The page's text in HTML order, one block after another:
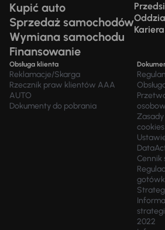
Kupić auto
Sprzedaż samochodów
Wymiana samochodu
Finansowanie
Kariera
Obsługa klienta
Reklamacje/Skarga
Rzecznik praw klientów AAA
AUTO
Dokumenty do pobrania
cookies
Cennik
2022